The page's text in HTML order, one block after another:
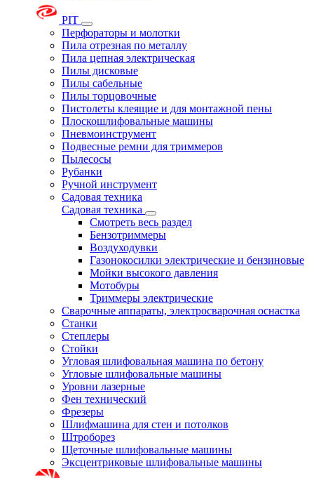
PIT
Перфораторы и молотки
Пила отрезная по металлу
Пила цепная электрическая
Пилы дисковые
Пилы сабельные
Пилы торцовочные
Пистолеты клеящие и для монтажной пены
Плоскошлифовальные машины
Пневмоинструмент
Подвесные ремни для триммеров
Пылесосы
Рубанки
Ручной инструмент
Садовая техника
Садовая техника
Смотреть весь раздел
Бензотриммеры
Воздуходувки
Газонокосилки электрические и бензиновые
Мойки высокого давления
Мотобуры
Триммеры электрические
Сварочные аппараты, электросварочная оснастка
Станки
Степлеры
Стойки
Угловая шлифовальная машина по бетону
Угловые шлифовальные машины
Уровни лазерные
Фен технический
Фрезеры
Шлифмашина для стен и потолков
Штроборез
Щеточные шлифовальные машины
Эксцентриковые шлифовальные машины